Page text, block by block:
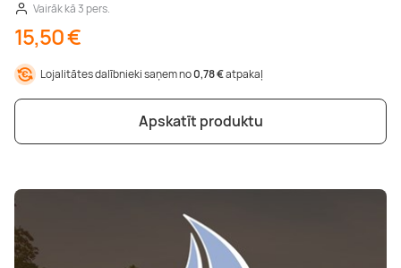
Vairāk kā 3 pers.
15,50 €
Lojalitātes dalībnieki saņem no0,78 €atpakaļ
Apskatīt produktu